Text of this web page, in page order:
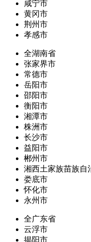
咸宁市
黄冈市
荆州市
孝感市
全湖南省
张家界市
常德市
岳阳市
邵阳市
衡阳市
湘潭市
株洲市
长沙市
益阳市
郴州市
湘西土家族苗族自
娄底市
怀化市
永州市
全广东省
云浮市
揭阳市